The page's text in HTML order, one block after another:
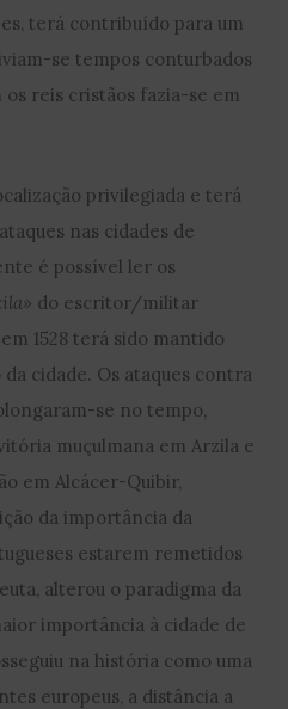
terá contribuído para um
se tempos conturbados
reis cristãos fazia-se em
privilegiada e terá
nas cidades de
é possível ler os
do escritor/militar
1528 terá sido mantido
cidade. Os ataques contra
se no tempo,
muçulmana em Arzila e
em Alcácer-Quibir,
da importância da
estarem remetidos
alterou o paradigma da
importância à cidade de
na história como uma
europeus, a distância a